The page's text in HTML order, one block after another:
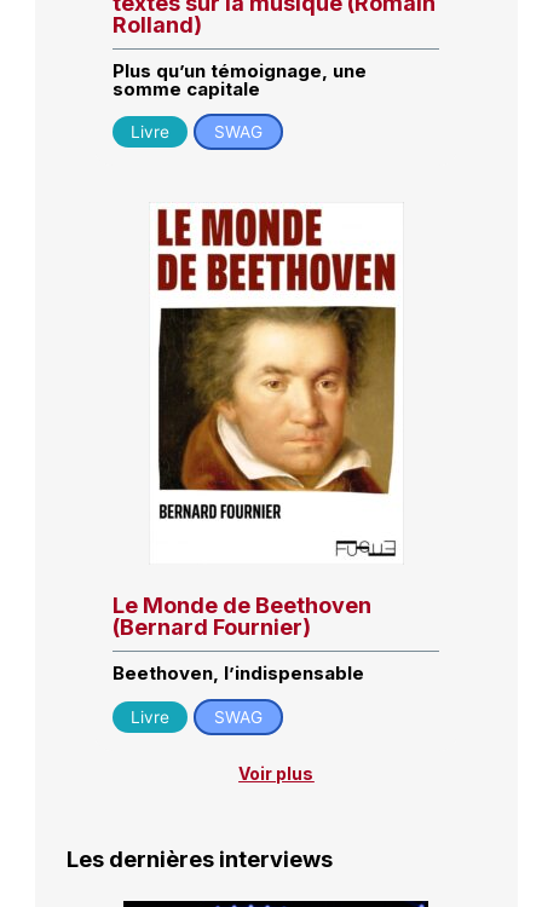
Rolland)
Plus qu’un témoignage, une
somme capitale
Livre SWAG
Le Monde de Beethoven
(Bernard Fournier)
Beethoven, l’indispensable
Livre SWAG
Voir plus
Les dernières interviews